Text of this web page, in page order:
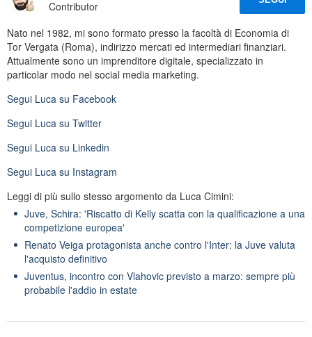
Contributor
Nato nel 1982, mi sono formato presso la facoltà di Economia di
Tor Vergata (Roma), indirizzo mercati ed intermediari finanziari.
Attualmente sono un imprenditore digitale, specializzato in
particolar modo nel social media marketing.
Segui Luca su Facebook
Segui Luca su Twitter
Segui Luca su Linkedin
Segui Luca su Instagram
Leggi di più sullo stesso argomento da Luca Cimini:
Juve, Schira: 'Riscatto di Kelly scatta con la qualificazione a una
competizione europea'
Renato Veiga protagonista anche contro l'Inter: la Juve valuta
l'acquisto definitivo
Juventus, incontro con Vlahovic previsto a marzo: sempre più
probabile l'addio in estate